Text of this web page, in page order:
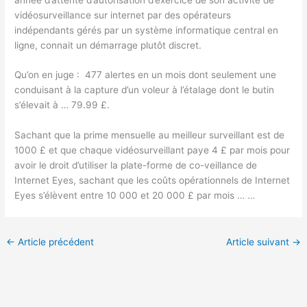
vidéosurveillance sur internet par des opérateurs
indépendants gérés par un système informatique central en
ligne, connait un démarrage plutôt discret.
Qu’on en juge : 477 alertes en un mois dont seulement une
conduisant à la capture d’un voleur à l’étalage dont le butin
s’élevait à … 79.99 £.
Sachant que la prime mensuelle au meilleur surveillant est de
1000 £ et que chaque vidéosurveillant paye 4 £ par mois pour
avoir le droit d’utiliser la plate-forme de co-veillance de
Internet Eyes, sachant que les coûts opérationnels de Internet
Eyes s’élèvent entre 10 000 et 20 000 £ par mois … …
← Article précédent Article suivant →